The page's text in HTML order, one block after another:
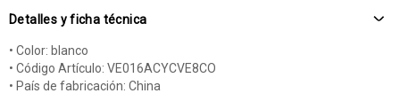
Detalles y ficha técnica
• Color: blanco
• Código Artículo: VE016ACYCVE8CO
• País de fabricación: China